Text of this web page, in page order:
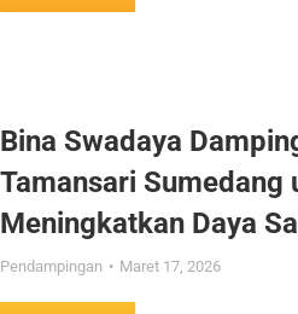
Bina Swadaya
Tamansari Sumedang
Meningkatkan Daya
Pendampingan Maret 17, 2026